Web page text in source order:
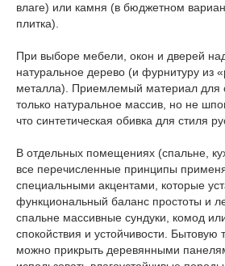
влаге) или камня (в бюджетном
плитка).
При выборе мебели, окон и дверей
натуральное дерево (и фурнитуру из
металла). Приемлемый материал для
только натуральное массив, но не
что синтетическая обивка для стиля
В отдельных помещениях (спальне,
все перечисленные принципы
специальными акцентами, которые
функциональный баланс простоты и
спальне массивные сундуки, комод
спокойствия и устойчивости. Бытовую
можно прикрыть деревянными